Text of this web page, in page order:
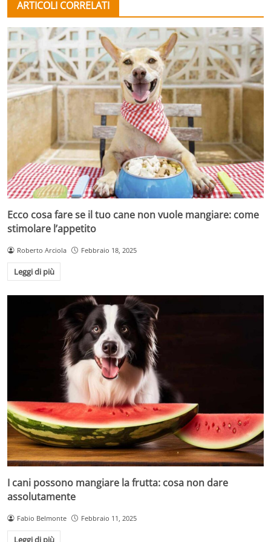
ARTICOLI CORRELATI
Ecco cosa fare se il tuo cane non vuole mangiare: come
stimolare l’appetito
Roberto Arciola Febbraio 18, 2025
Leggi di più
I cani possono mangiare la frutta: cosa non dare
assolutamente
Fabio Belmonte Febbraio 11, 2025
Leggi di più